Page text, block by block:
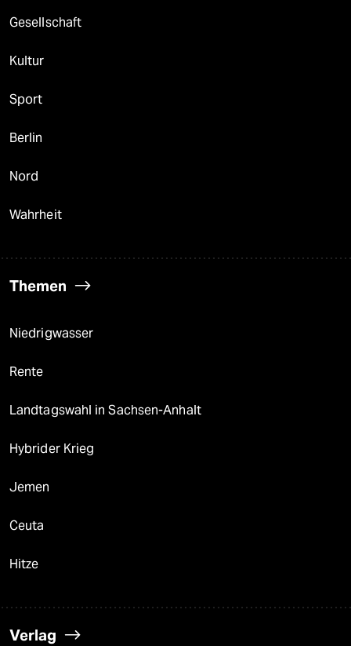
Gesellschaft
Kultur
Sport
Berlin
Nord
Wahrheit
Themen
Niedrigwasser
Rente
Landtagswahl in Sachsen-Anhalt
Hybrider Krieg
Jemen
Ceuta
Hitze
Verlag